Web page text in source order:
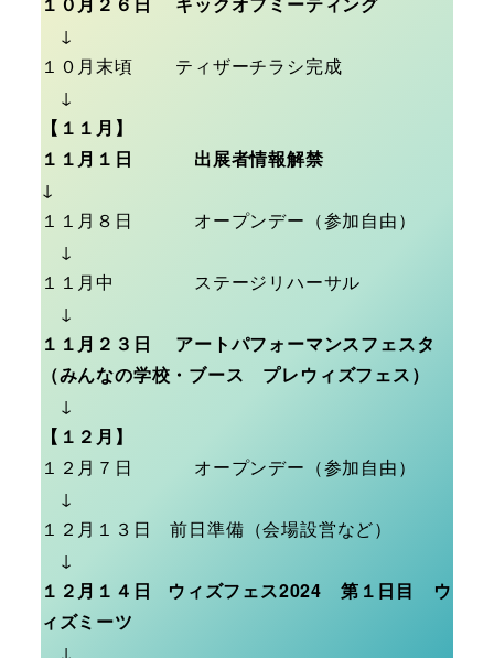
↓
１０月末頃 ティザーチラシ完成
↓
【１１月】
１１月１日 出展者情報解禁
↓
１１月８日 オープンデー（参加自由）
↓
１１月中 ステージリハーサル
↓
１１月２３日
アートパフォーマンスフェスタ
（みんなの学校・ブース プレウィズフェス）
↓
【１２月】
１２月７日 オープンデー（参加自由）
↓
１２月１３日 前日準備（会場設営など）
↓
１２月１４日 ウィズフェス2024 第１日目 ウ
ィズミーツ
↓